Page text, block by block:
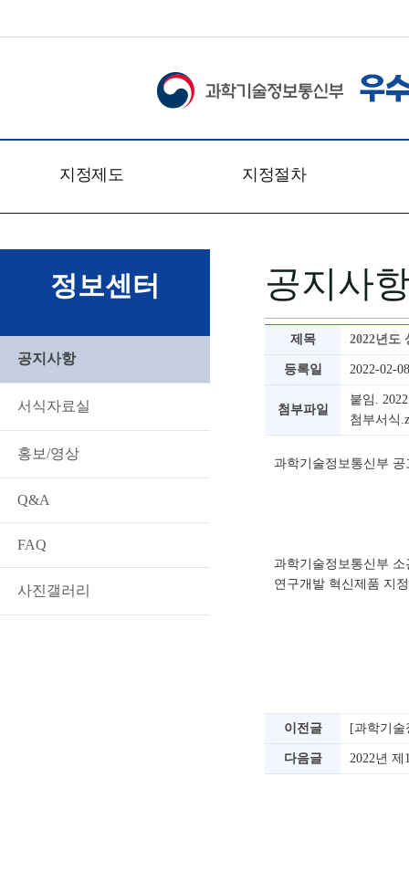
지정제도
개요
문의처
찾아오시는 길
지정절차
신청접수
심사절차
심사방법
심사기준
정보센터
공지사항
서식자료실
홍보/영상
Q&A
FAQ
사진갤러리
공지사
제목 2022년도
등록일 2022-02-08
첨부파일
붙임.
첨부서식
과학기술정보통신부 공
과학기술정보통신부
연구개발 혁신제품 지
이전글 [과학기
다음글 2022년